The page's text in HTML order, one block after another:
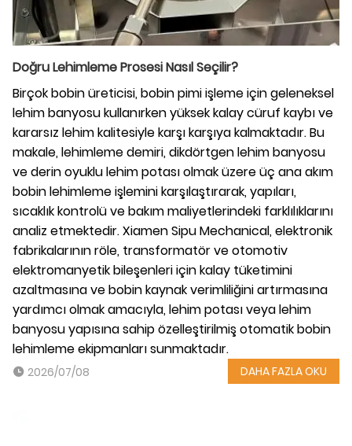
Doğru Lehimleme Prosesi Nasıl Seçilir?
Birçok bobin üreticisi, bobin pimi işleme için geleneksel
lehim banyosu kullanırken yüksek kalay cüruf kaybı ve
kararsız lehim kalitesiyle karşı karşıya kalmaktadır. Bu
makale, lehimleme demiri, dikdörtgen lehim banyosu
ve derin oyuklu lehim potası olmak üzere üç ana akım
bobin lehimleme işlemini karşılaştırarak, yapıları,
sıcaklık kontrolü ve bakım maliyetlerindeki farklılıklarını
analiz etmektedir. Xiamen Sipu Mechanical, elektronik
fabrikalarının röle, transformatör ve otomotiv
elektromanyetik bileşenleri için kalay tüketimini
azaltmasına ve bobin kaynak verimliliğini artırmasına
yardımcı olmak amacıyla, lehim potası veya lehim
banyosu yapısına sahip özelleştirilmiş otomatik bobin
lehimleme ekipmanları sunmaktadır.
2026/07/08 DAHA FAZLA OKU